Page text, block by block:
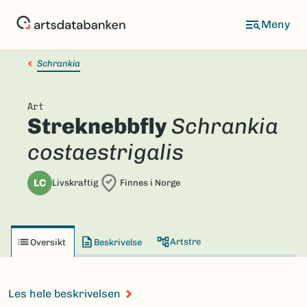
Schrankia
Art
StreknebbflySchrankia
costaestrigalis
LC Livskraftig Finnes i Norge
Oversikt Beskrivelse Artstre
Les hele beskrivelsen